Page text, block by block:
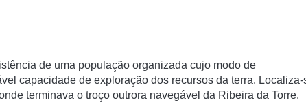
de uma população organizada cujo modo de
capacidade de exploração dos recursos da terra. Localiza-
terminava o troço outrora navegável da Ribeira da Torre.